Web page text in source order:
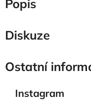
Popis
Diskuze
Ostatní
Instagram